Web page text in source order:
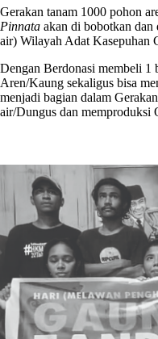
Gerakan tanam 1000 pohon
Pinnata akan di bobotkan dan
air) Wilayah Adat Kasepuhan
Dengan Berdonasi membeli 1
Aren/Kaung sekaligus bisa
menjadi bagian dalam
air/Dungus dan memproduksi